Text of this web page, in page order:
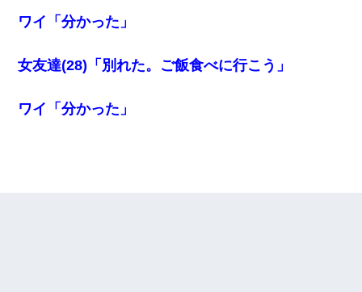
ワイ「分かった」
女友達(28)「別れた。ご飯食べに行こう」
ワイ「分かった」